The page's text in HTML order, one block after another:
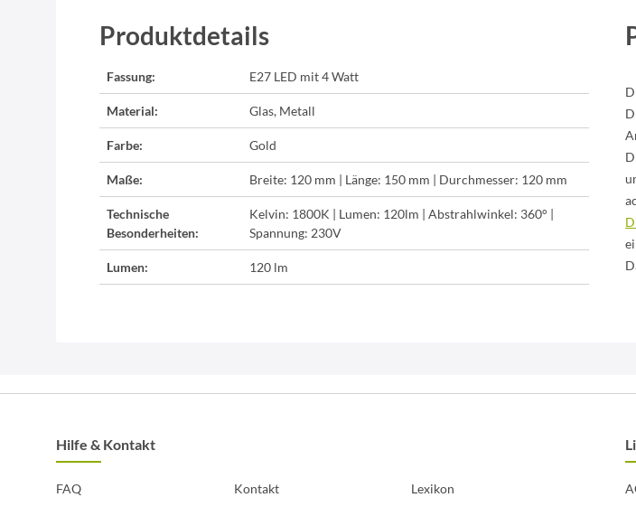
Produktdetails
Fassung: E27 LED mit 4 Watt
Material: Glas, Metall
Farbe: Gold
Maße: Breite: 120 mm | Länge: 150 mm | Durchmesser: 120 mm
Technische
Besonderheiten:
Kelvin: 1800K | Lumen: 120lm | Abstrahlwinkel: 360° |
Spannung: 230V
Lumen: 120 lm
Hilfe & Kontakt
FAQ Kontakt
Lexikon